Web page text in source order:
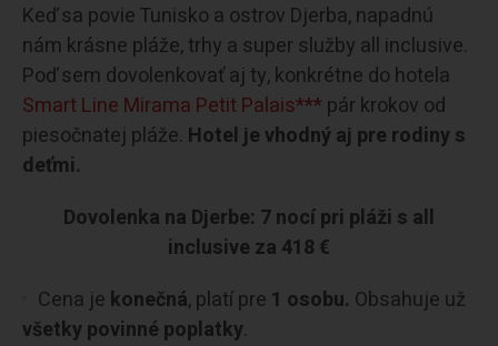
Keď sa povie Tunisko a ostrov Djerba, napadnú
nám krásne pláže, trhy a super služby all inclusive.
Poď sem dovolenkovať aj ty, konkrétne do hotela
Smart Line Mirama Petit Palais*** pár krokov od
piesočnatej pláže. Hotel je vhodný aj pre rodiny s
deťmi.
Dovolenka na Djerbe: 7 nocí pri pláži s all
inclusive za 418 €
Cena je konečná, platí pre 1 osobu. Obsahuje už
všetky povinné poplatky.